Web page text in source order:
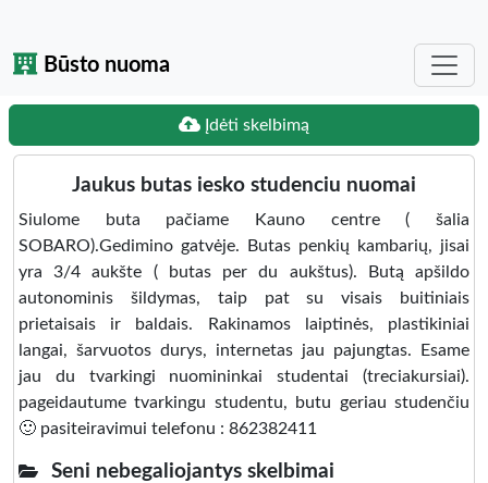
Būsto nuoma
Įdėti skelbimą
Jaukus butas iesko studenciu nuomai
Siulome buta pačiame Kauno centre ( šalia
SOBARO).Gedimino gatvėje. Butas penkių kambarių, jisai
yra 3/4 aukšte ( butas per du aukštus). Butą apšildo
autonominis šildymas, taip pat su visais buitiniais
prietaisais ir baldais. Rakinamos laiptinės, plastikiniai
langai, šarvuotos durys, internetas jau pajungtas. Esame
jau du tvarkingi nuomininkai studentai (treciakursiai).
pageidautume tvarkingu studentu, butu geriau studenčiu
🙂 pasiteiravimui telefonu : 862382411
Seni nebegaliojantys skelbimai